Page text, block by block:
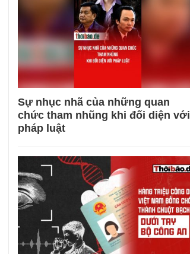
Sự nhục nhã của những quan
chức tham nhũng khi đối diện với
pháp luật